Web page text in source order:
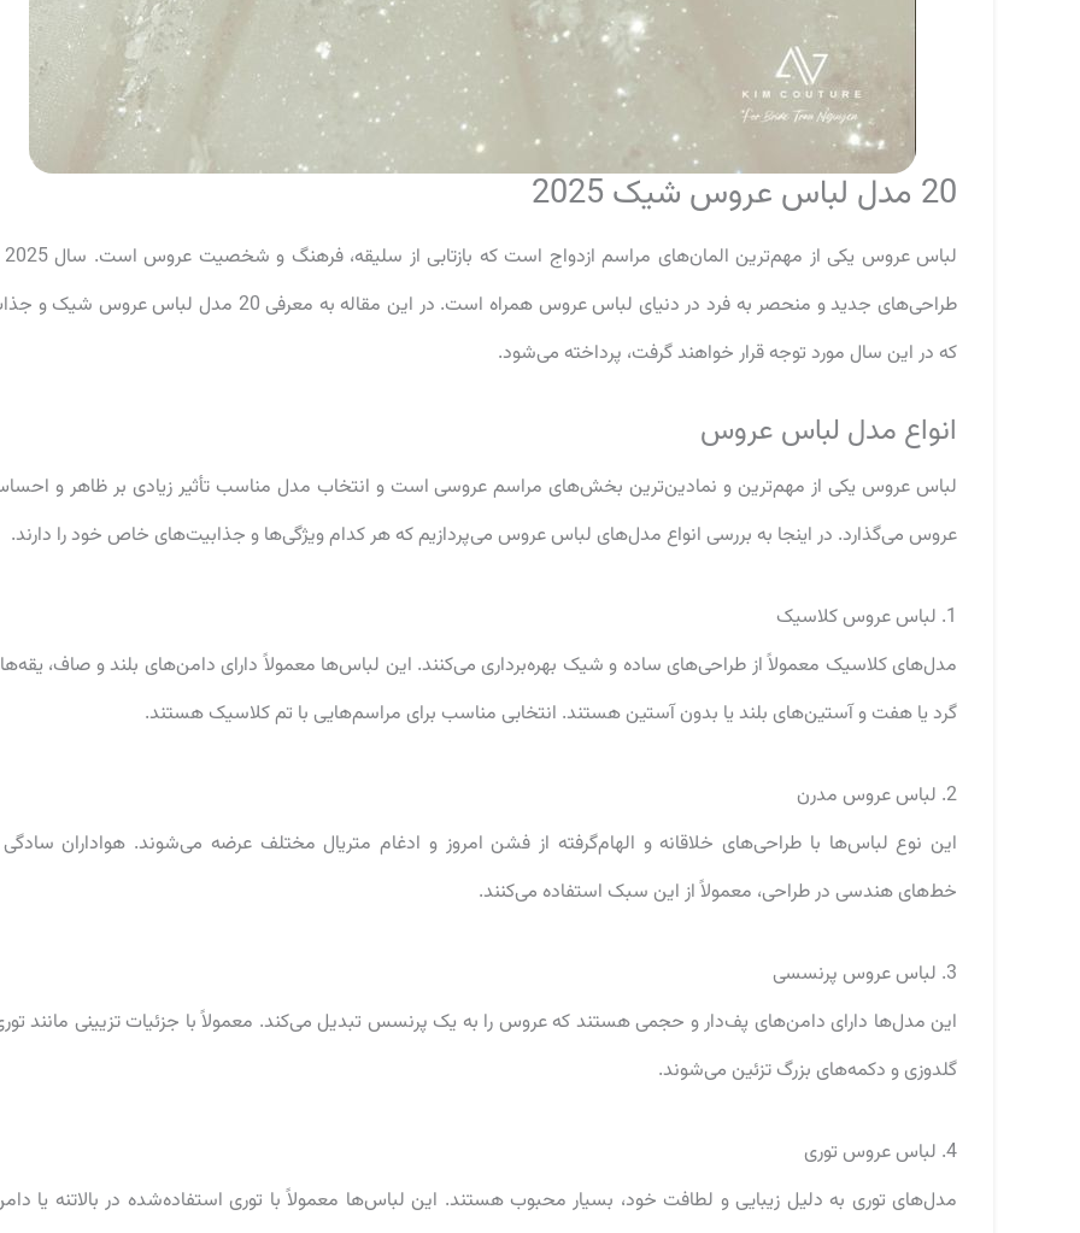
20 مدل لباس عروس شیک 2025
طراحی‌های جدید و منحصر به فرد در دنیای لباس عروس همراه است. در این مقاله به معرفی 20 مدل لباس عروس
که در این سال مورد توجه قرار خواهند گرفت، پرداخته می‌شود.
انواع مدل‌ لباس عروس
لباس عروس یکی از مهم‌ترین و نمادین‌ترین بخش‌های مراسم عروسی است و انتخاب مدل مناسب تأثیر زیادی بر ظاهر و
عروس می‌گذارد. در اینجا به بررسی انواع مدل‌های لباس عروس می‌پردازیم که هر کدام ویژگی‌ها و جذابیت‌های خاص خود را دارند.
1. لباس عروس کلاسیک
مدل‌های کلاسیک معمولاً از طراحی‌های ساده و شیک بهره‌برداری می‌کنند. این لباس‌ها معمولاً دارای دامن‌های بلند و صاف،
گرد یا هفت و آستین‌های بلند یا بدون آستین هستند. انتخابی مناسب برای مراسم‌هایی با تم کلاسیک هستند.
2. لباس عروس مدرن
این نوع لباس‌ها با طراحی‌های خلاقانه و الهام‌گرفته از فشن امروز و ادغام متریال مختلف عرضه می‌شوند. هواداران
خط‌های هندسی در طراحی، معمولاً از این سبک استفاده می‌کنند.
3. لباس عروس پرنسسی
این مدل‌ها دارای دامن‌های پف‌دار و حجمی هستند که عروس را به یک پرنسس تبدیل می‌کند. معمولاً با جزئیات تزیینی مانند
گلدوزی و دکمه‌های بزرگ تزئین می‌شوند.
4. لباس عروس توری
مدل‌های توری به دلیل زیبایی و لطافت خود، بسیار محبوب هستند. این لباس‌ها معمولاً با توری استفاده‌شده در بالاتنه یا